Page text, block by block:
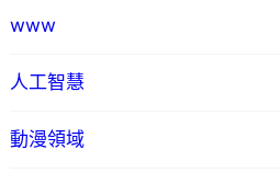
www
人工智慧
動漫領域